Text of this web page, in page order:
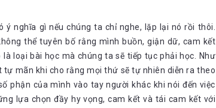
nghĩa gì nếu chúng ta chỉ nghe, lặp lại nó rồi thôi.
thể tuyên bố rằng mình buồn, giận dữ, cam kết
loại bài học mà chúng ta sẽ tiếp tục phải học. Như
mãn khi cho rằng mọi thứ sẽ tự nhiên diễn ra theo
phận của mình vào tay người khác khi nói đến việc
lựa chọn đầy hy vọng, cam kết và tái cam kết với